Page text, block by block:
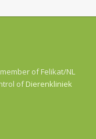
of Felikat/NL
ofDierenkliniek